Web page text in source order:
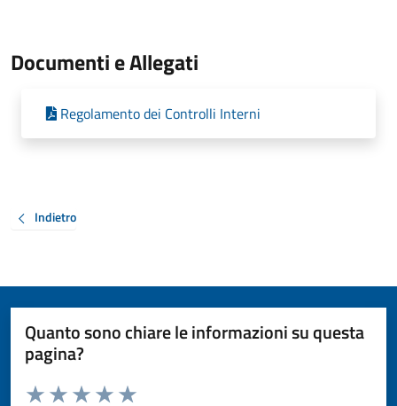
Documenti e Allegati
Regolamento dei Controlli Interni
Indietro
Quanto sono chiare le informazioni su questa
pagina?
Valuta da 1 a 5 stelle la pagina